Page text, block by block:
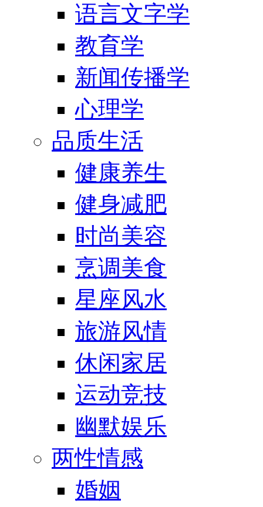
语言文字学
教育学
新闻传播学
心理学
品质生活
健康养生
健身减肥
时尚美容
烹调美食
星座风水
旅游风情
休闲家居
运动竞技
幽默娱乐
两性情感
婚姻